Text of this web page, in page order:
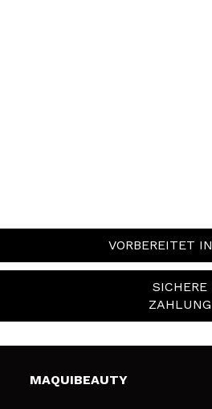
VORBEREITET IN
SICHERE
ZAHLUNG
MAQUIBEAUTY